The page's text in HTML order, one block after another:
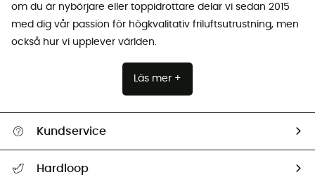
om du är nybörjare eller toppidrottare delar vi sedan 2015
med dig vår passion för högkvalitativ friluftsutrustning, men
också hur vi upplever världen.
Läs mer +
Kundservice
Hardloop